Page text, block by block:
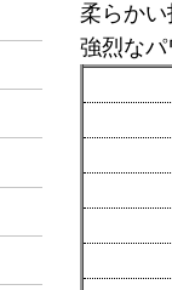
柔らかい
強烈なパ